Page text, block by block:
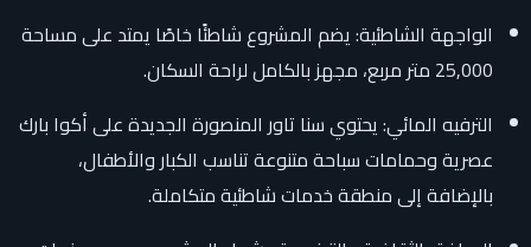
الواجهة الشاطئية: يضم المشروع شاطئًا خاصًا يمتد على مساحة
25,000 متر مربع، مجهز بالكامل لراحة السكان.
الترفيه المائي: يحتوي سنا تاور المنصورة الجديدة على أكوا بارك
عصرية وحمامات سباحة متنوعة تناسب الكبار والأطفال،
بالإضافة إلى منطقة خدمات شاطئية متكاملة.